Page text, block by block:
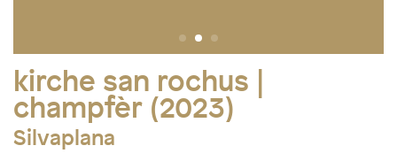
kirche san rochus |
champfèr (2023)
Silvaplana